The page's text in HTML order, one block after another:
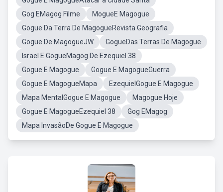
Gog EMagog Filme
MogueE Magogue
Gogue Da Terra De MagogueRevista Geografia
Gogue De MagogueJW
GogueDas Terras De Magogue
Israel E GogueMagog De Ezequiel 38
Gogue E Magogue
Gogue E MagogueGuerra
Gogue E MagogueMapa
EzequielGogue E Magogue
Mapa MentalGogue E Magogue
Magogue Hoje
Gogue E MagogueEzequiel 38
Gog EMagog
Mapa InvasãoDe Gogue E Magogue